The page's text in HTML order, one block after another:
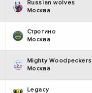
Russian wolves
Москва
Строгино
Москва
Mighty Woodpeckers
Москва
Legacy